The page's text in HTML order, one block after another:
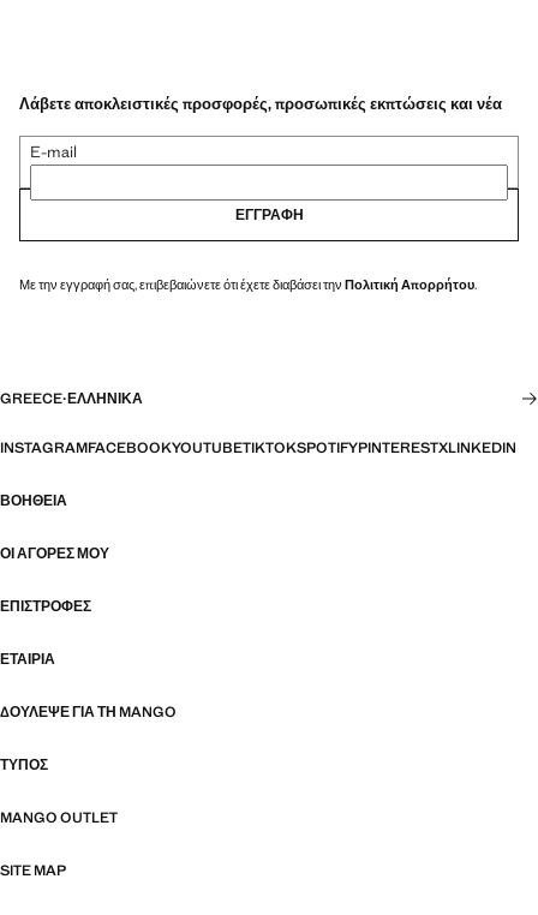
Λάβετε αποκλειστικές προσφορές, προσωπικές εκπτώσεις και νέα
E-mail
ΕΓΓΡΑΦΉ
Με την εγγραφή σας, επιβεβαιώνετε ότι έχετε διαβάσει την Πολιτική Απορρήτου.
GREECE·ΕΛΛΗΝΙΚΆ
INSTAGRAMFACEBOOKYOUTUBETIKTOKSPOTIFYPINTERESTXLINKEDIN
ΒΟΉΘΕΙΑ
ΟΙ ΑΓΟΡΈΣ ΜΟΥ
ΕΠΙΣΤΡΟΦΈΣ
ΕΤΑΙΡΊΑ
ΔΟΎΛΕΨΕ ΓΙΑ ΤΗ MANGO
ΤΎΠΟΣ
MANGO OUTLET
SITE MAP